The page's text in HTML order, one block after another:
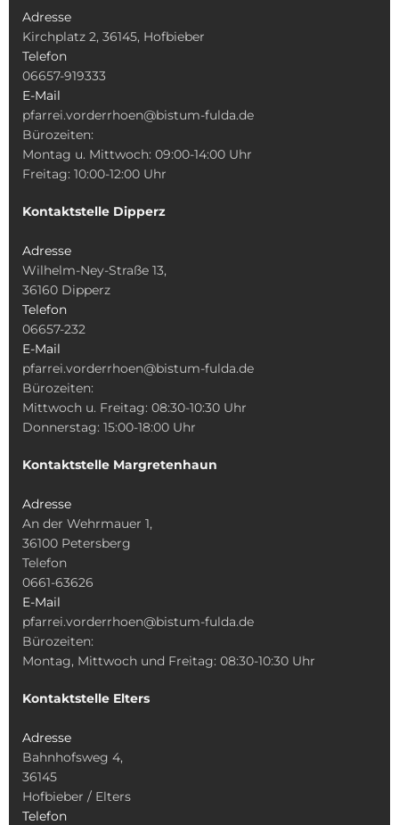
Adresse
Kirchplatz 2, 36145, Hofbieber
Telefon
06657-919333
E-Mail
pfarrei.vorderrhoen@bistum-fulda.de
Bürozeiten:
Montag u. Mittwoch: 09:00-14:00 Uhr
Freitag: 10:00-12:00 Uhr
Kontaktstelle Dipperz
Adresse
Wilhelm-Ney-Straße 13,
36160 Dipperz
Telefon
06657-232
E-Mail
pfarrei.vorderrhoen@bistum-fulda.de
Bürozeiten:
Mittwoch u. Freitag: 08:30-10:30 Uhr
Donnerstag: 15:00-18:00 Uhr
Kontaktstelle Margretenhaun
Adresse
An der Wehrmauer 1,
36100 Petersberg
Telefon
0661-63626
E-Mail
pfarrei.vorderrhoen@bistum-fulda.de
Bürozeiten:
Montag, Mittwoch und Freitag: 08:30-10:30 Uhr
Kontaktstelle Elters
Adresse
Bahnhofsweg 4,
36145
Hofbieber / Elters
Telefon